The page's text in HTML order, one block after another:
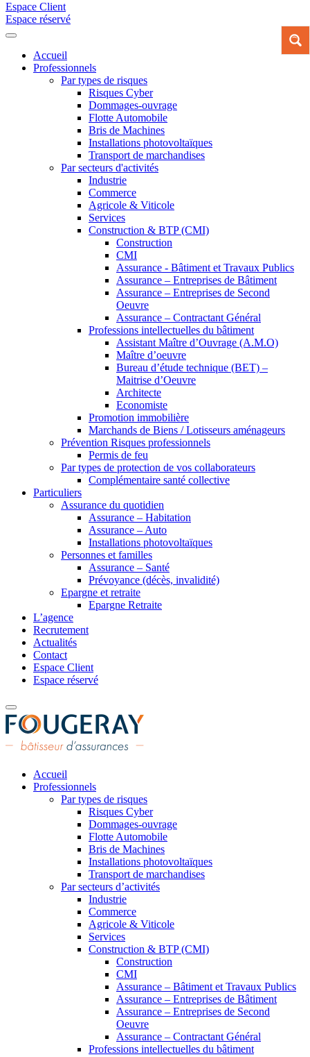
Espace Client
Espace réservé
Accueil
Professionnels
Par types de risques
Risques Cyber
Dommages-ouvrage
Flotte Automobile
Bris de Machines
Installations photovoltaïques
Transport de marchandises
Par secteurs d'activités
Industrie
Commerce
Agricole & Viticole
Services
Construction & BTP (CMI)
Construction
CMI
Assurance - Bâtiment et Travaux Publics
Assurance – Entreprises de Bâtiment
Assurance – Entreprises de Second
Oeuvre
Assurance – Contractant Général
Professions intellectuelles du bâtiment
Assistant Maître d’Ouvrage (A.M.O)
Maître d’oeuvre
Bureau d’étude technique (BET) –
Maitrise d’Oeuvre
Architecte
Economiste
Promotion immobilière
Marchands de Biens / Lotisseurs aménageurs
Prévention Risques professionnels
Permis de feu
Par types de protection de vos collaborateurs
Complémentaire santé collective
Particuliers
Assurance du quotidien
Assurance – Habitation
Assurance – Auto
Installations photovoltaïques
Personnes et familles
Assurance – Santé
Prévoyance (décès, invalidité)
Epargne et retraite
Epargne Retraite
L’agence
Recrutement
Actualités
Contact
Espace Client
Espace réservé
Accueil
Professionnels
Par types de risques
Risques Cyber
Dommages-ouvrage
Flotte Automobile
Bris de Machines
Installations photovoltaïques
Transport de marchandises
Par secteurs d’activités
Industrie
Commerce
Agricole & Viticole
Services
Construction & BTP (CMI)
Construction
CMI
Assurance – Bâtiment et Travaux Publics
Assurance – Entreprises de Bâtiment
Assurance – Entreprises de Second
Oeuvre
Assurance – Contractant Général
Professions intellectuelles du bâtiment